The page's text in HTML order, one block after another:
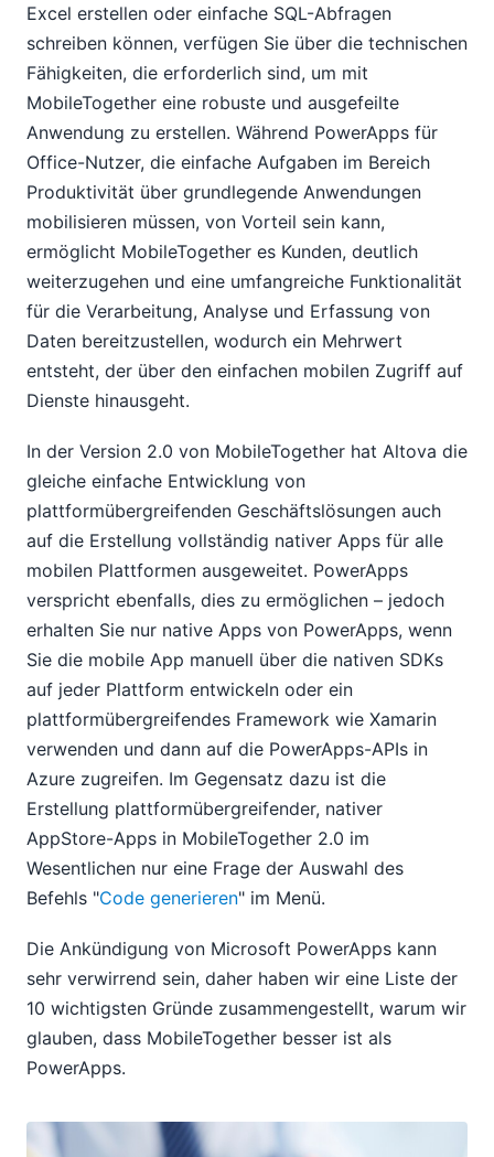
Excel erstellen oder einfache SQL-Abfragen
schreiben können, verfügen Sie über die technischen
Fähigkeiten, die erforderlich sind, um mit
MobileTogether eine robuste und ausgefeilte
Anwendung zu erstellen. Während PowerApps für
Office-Nutzer, die einfache Aufgaben im Bereich
Produktivität über grundlegende Anwendungen
mobilisieren müssen, von Vorteil sein kann,
ermöglicht MobileTogether es Kunden, deutlich
weiterzugehen und eine umfangreiche Funktionalität
für die Verarbeitung, Analyse und Erfassung von
Daten bereitzustellen, wodurch ein Mehrwert
entsteht, der über den einfachen mobilen Zugriff auf
Dienste hinausgeht.
In der Version 2.0 von MobileTogether hat Altova die
gleiche einfache Entwicklung von
plattformübergreifenden Geschäftslösungen auch
auf die Erstellung vollständig nativer Apps für alle
mobilen Plattformen ausgeweitet. PowerApps
verspricht ebenfalls, dies zu ermöglichen – jedoch
erhalten Sie nur native Apps von PowerApps, wenn
Sie die mobile App manuell über die nativen SDKs
auf jeder Plattform entwickeln oder ein
plattformübergreifendes Framework wie Xamarin
verwenden und dann auf die PowerApps-APIs in
Azure zugreifen. Im Gegensatz dazu ist die
Erstellung plattformübergreifender, nativer
AppStore-Apps in MobileTogether 2.0 im
Wesentlichen nur eine Frage der Auswahl des
Befehls "Code generieren" im Menü.
Die Ankündigung von Microsoft PowerApps kann
sehr verwirrend sein, daher haben wir eine Liste der
10 wichtigsten Gründe zusammengestellt, warum wir
glauben, dass MobileTogether besser ist als
PowerApps.